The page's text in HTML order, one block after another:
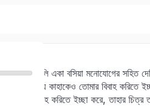
ক্রীত চিত্রগুলি একা বসিয়া মনোযোগের সহিত
! ইহার মধ্যে কাহাকেও তোমার বিবাহ করিতে
আমার বিবাহ করিতে ইচ্ছা করে, তাহার চিত্র
Sign in Sign up